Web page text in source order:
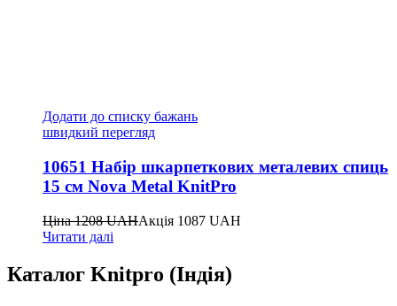
Додати до списку бажань
швидкий перегляд
10651 Набір шкарпеткових металевих спиць
15 см Nova Metal KnitPro
Ціна1208UAHАкція 1087 UAH
Читати далі
Каталог Knitpro (Індія)